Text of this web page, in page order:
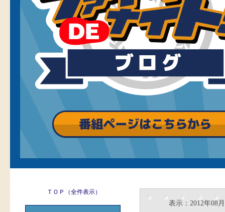
ＴＯＰ（全件表示）
表示：2012年08月